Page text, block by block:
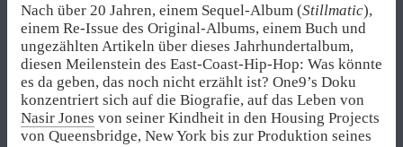
Nach über 20 Jahren, einem Sequel-Album (Stillmatic),
einem Re-Issue des Original-Albums, einem Buch und
ungezählten Artikeln über dieses Jahrhundertalbum,
diesen Meilenstein des East-Coast-Hip-Hop: Was könnte
es da geben, das noch nicht erzählt ist? One9’s Doku
konzentriert sich auf die Biografie, auf das Leben von
Nasir Jones von seiner Kindheit in den Housing Projects
von Queensbridge, New York bis zur Produktion seines